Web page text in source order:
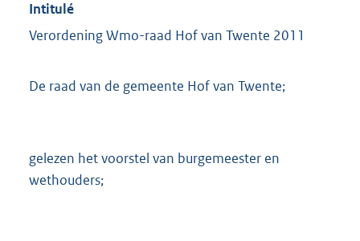
Intitulé
Verordening Wmo-raad Hof van Twente 2011
De raad van de gemeente Hof van Twente;
gelezen het voorstel van burgemeester en
wethouders;